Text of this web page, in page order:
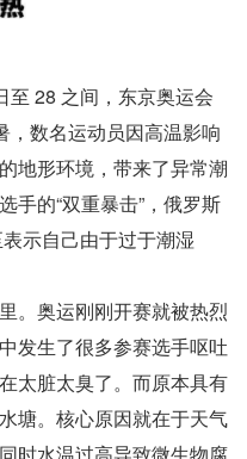
至 28 之间，东京奥运会
，数名运动员因高温影响
地形环境，带来了异常潮
手的“双重暴击”，俄罗斯
示自己由于过于潮湿
。奥运刚刚开赛就被热烈
发生了很多参赛选手呕吐
太脏太臭了。而原本具有
塘。核心原因就在于天气